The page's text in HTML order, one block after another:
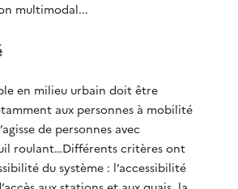
multimodal...
en milieu urbain doit être
aux personnes à mobilité
de personnes avec
roulant…Différents critères ont
du système : l’accessibilité